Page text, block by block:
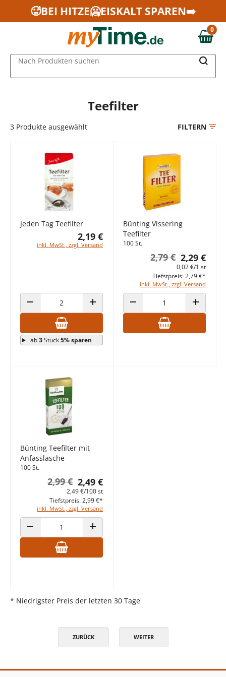
Zum Hauptinhalt springen
Zur Navigation springen
Zur Suche springen
🥵BEI HITZE🥶EISKALT SPAREN➡️
0,00 €
0
Nach Produkten suchen
Teefilter
3 Produkte ausgewählt FILTERN
Jeden Tag Teefilter
2,19 €
inkl. MwSt., zzgl. Versand
ANZAHL VERRINGERN ANZAHL ERHÖHEN
ab3Stück5% sparen
Bünting Vissering
Teefilter
100 St.
2,29 €
2,79 €
0,02 €/1 st
inkl. MwSt., zzgl. Versand
Tiefstpreis: 2,79 €*
ANZAHL VERRINGERN ANZAHL
Bünting Teefilter mit
Anfasslasche
100 St.
2,49 €
2,99 €
2,49 €/100 st
inkl. MwSt., zzgl. Versand
Tiefstpreis: 2,99 €*
ANZAHL VERRINGERN ANZAHL ERHÖHEN
* Niedrigster Preis der letzten 30 Tage
ZURÜCK WEITER